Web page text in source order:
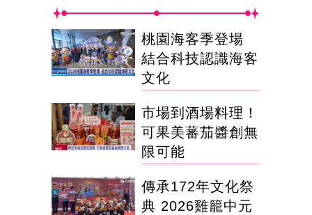
桃園海客季登場
結合科技認識海客
文化
市場到酒場料理！
可果美蕃茄醬創無
限可能
傳承172年文化祭
典 2026雞籠中元